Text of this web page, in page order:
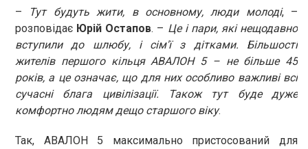
– Тут будуть жити, в основному, люди молоді, –
розповідає Юрій Остапов. – Це і пари, які нещодавно
вступили до шлюбу, і сім'ї з дітками. Більшості
жителів першого кільця АВАЛОН 5 – не більше 45
років, а це означає, що для них особливо важливі всі
сучасні блага цивілізації. Також тут буде дуже
комфортно людям дещо старшого віку.
Так, АВАЛОН 5 максимально пристосований для